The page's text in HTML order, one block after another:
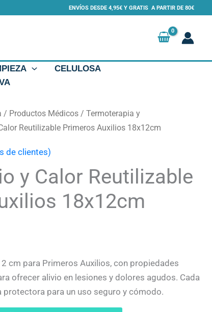
ENVÍOS DESDE 4,95€ Y GRATIS A PARTIR DE 80€
CELULOSA
/ Productos Médicos /Termoterapia y
Reutilizable Primeros Auxilios 18x12cm
de clientes)
y Calor Reutilizable
18x12cm
cm para Primeros Auxilios, con propiedades
ofrecer alivio en lesiones y dolores agudos. Cada
protectora para un uso seguro y cómodo.